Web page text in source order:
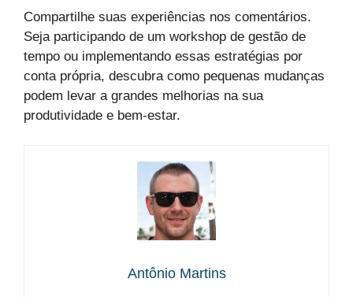
Compartilhe suas experiências nos comentários.
Seja participando de um workshop de gestão de
tempo ou implementando essas estratégias por
conta própria, descubra como pequenas mudanças
podem levar a grandes melhorias na sua
produtividade e bem-estar.
Antônio Martins